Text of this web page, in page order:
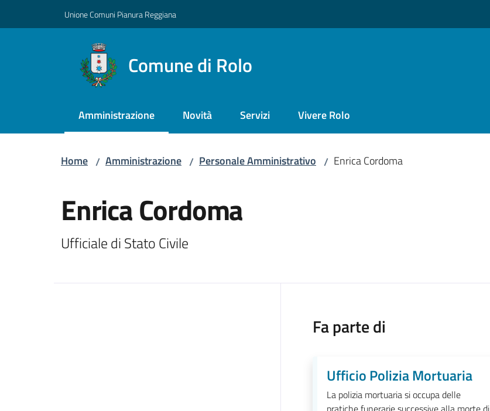
Unione Comuni Pianura Reggiana
Comune di Rolo
Amministrazione
Menu selezionato Novità Servizi Vivere Rolo
Home / Amministrazione / Personale Amministrativo / Enrica Cordoma
Enrica Cordoma
Ufficiale di Stato Civile
Fa parte di
Ufficio Polizia Mortuaria
La polizia mortuaria si occupa delle